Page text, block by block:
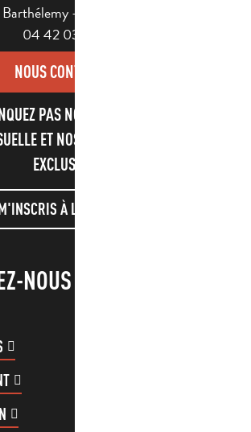
- 13400 AUBAGNE
04 42 03 49 98
NOUS CONTACTER
PAS NOTRE NEWSLETTER
ET NOS INFORMATIONS
EXCLUSIVES !
À LA NEWSLETTER
NOUS !